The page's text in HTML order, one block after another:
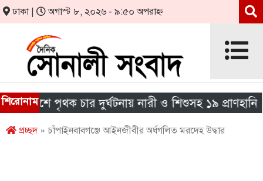
ঢাকা | অগাস্ট ৮, ২০২৬ - ৯:৫০ অপরাহ্ন
শিরোনামপৃথক চার দুর্ঘটনায় নারী ও শিশুসহ ১৯ প্রাণহানি
প্রচ্ছদ» চাঁপাইনবাবগঞ্জে আইনজীবীর অর্ধগলিত মরদেহ উদ্ধার